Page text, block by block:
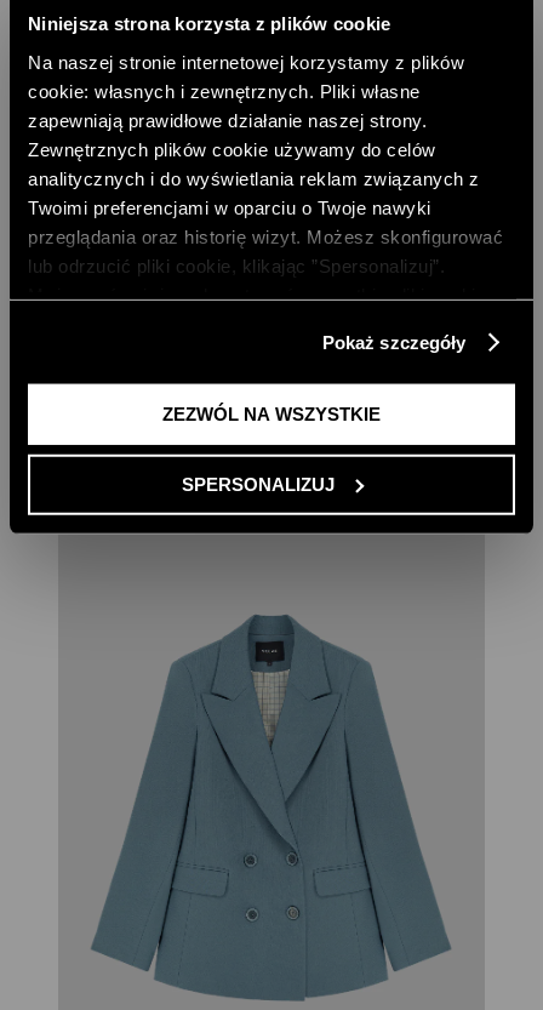
Niniejsza strona korzysta z plików cookie
Na naszej stronie internetowej korzystamy z plików
cookie: własnych i zewnętrznych. Pliki własne
zapewniają prawidłowe działanie naszej strony.
Zewnętrznych plików cookie używamy do celów
analitycznych i do wyświetlania reklam związanych z
Twoimi preferencjami w oparciu o Twoje nawyki
przeglądania oraz historię wizyt. Możesz skonfigurować
lub odrzucić pliki cookie, klikając ”Spersonalizuj”.
Polityce Prywatności
Pokaż szczegóły
ZEZWÓL NA WSZYSTKIE
SPERSONALIZUJ
JEANSOWA SUKIENKA KOSZULOWA Z
JEANSY Z SZEROKĄ NOGAWKĄ
429,00 PLN